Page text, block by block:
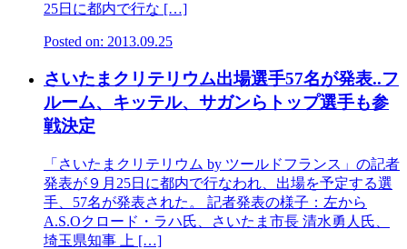
25日に都内で行な […]
Posted on: 2013.09.25
さいたまクリテリウム出場選手57名が発表..フ
ルーム、キッテル、サガンらトップ選手も参
戦決定
「さいたまクリテリウム by ツールドフランス」の記者
発表が９月25日に都内で行なわれ、出場を予定する選
手、57名が発表された。 記者発表の様子：左から
A.S.Oクロード・ラハ氏、さいたま市長 清水勇人氏、
埼玉県知事 上 […]